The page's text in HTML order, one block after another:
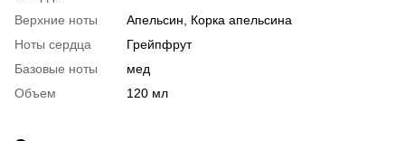
Верхние ноты
Апельсин, Корка апельсина
Ноты сердца
Грейпфрут
Базовые ноты
мед
Объем
120 мл